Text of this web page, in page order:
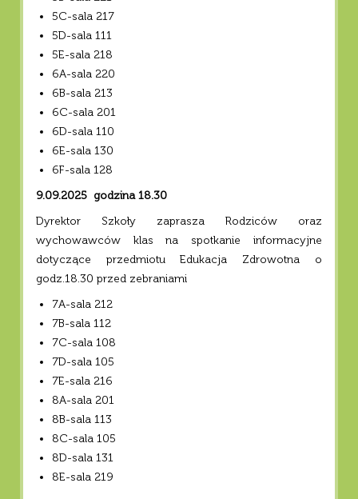
5C-sala 217
5D-sala 111
5E-sala 218
6A-sala 220
6B-sala 213
6C-sala 201
6D-sala 110
6E-sala 130
6F-sala 128
9.09.2025 godzina 18.30
Dyrektor Szkoły zaprasza Rodziców oraz
wychowawców klas na spotkanie informacyjne
dotyczące przedmiotu Edukacja Zdrowotna o
godz.18.30 przed zebraniami
7A-sala 212
7B-sala 112
7C-sala 108
7D-sala 105
7E-sala 216
8A-sala 201
8B-sala 113
8C-sala 105
8D-sala 131
8E-sala 219